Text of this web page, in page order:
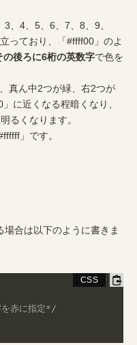
、4、5、6、7、8、9、
っており、「#ffff00」のよ
後ろに6桁の英数字で色を
真ん中2つが緑、右2つが
に近くなる程暗くなり、
るくなります。
」です。
合は以下のように書きま
赤に指定*/